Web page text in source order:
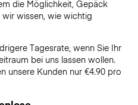
die Möglichkeit, Gepäck
wir wissen, wie wichtig
Tagesrate, wenn Sie Ihr
bei uns lassen wollen.
unsere Kunden nur €4.90 pro